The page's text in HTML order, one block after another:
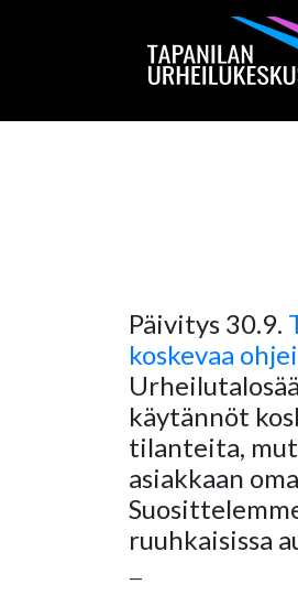
Päivitys 30.9.
koskevaa
käytännöt
tilanteita,
asiakkaan
ruuhkaisissa
—